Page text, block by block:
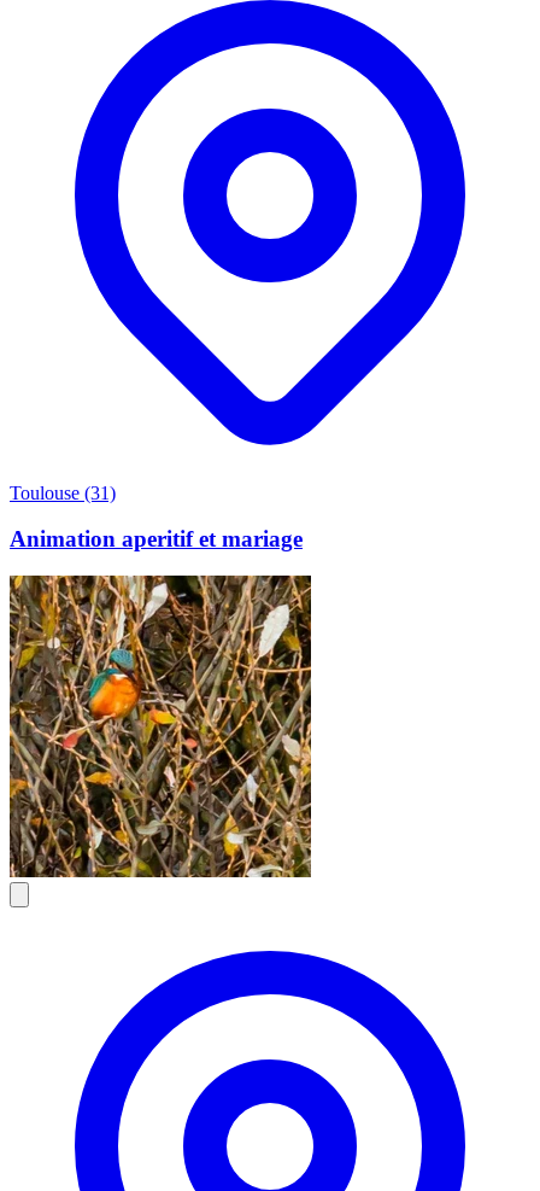
Toulouse (31)
Animation aperitif et mariage